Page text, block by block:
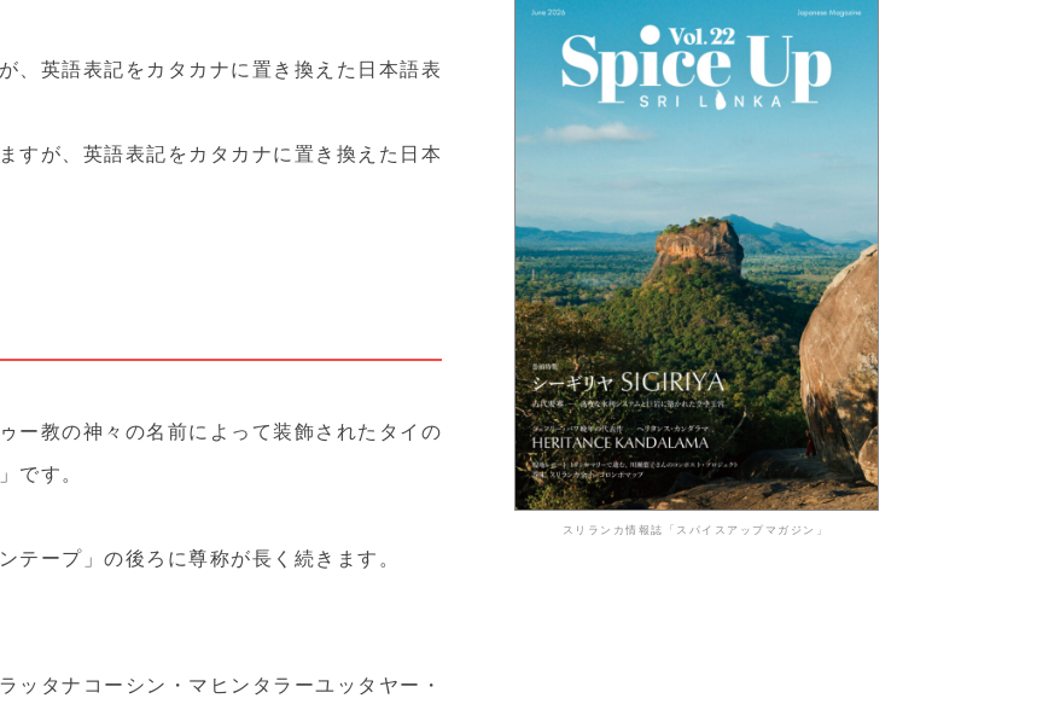
、英語表記をカタカナに置き換えた日本語表
すが、英語表記をカタカナに置き換えた日本
ー教の神々の名前によって装飾されたタイの
です。
ープ」の後ろに尊称が長く続きます。
ッタナコーシン・マヒンタラーユッタヤー・
スリランカ情報誌「スパイスアップマガジン」